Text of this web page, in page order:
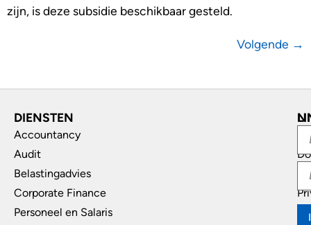
zijn, is deze subsidie beschikbaar gesteld.
Volgende →
DIENSTEN
Accountancy
Audit
Belastingadvies
Corporate Finance
Personeel en Salaris